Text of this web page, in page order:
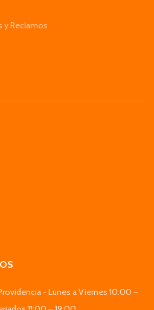
y Reclamos
- Lunes a Viernes 10:00 –